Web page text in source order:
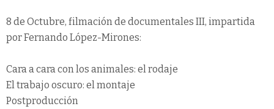
8 de Octubre, filmación de documentales III, impartida
por Fernando López-Mirones:
Cara a cara con los animales: el rodaje
El trabajo oscuro: el montaje
Postproducción